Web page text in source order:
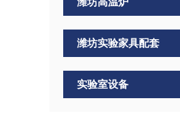
潍坊实验家具配套
实验室设备